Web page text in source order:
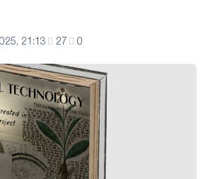
21:13 27 0